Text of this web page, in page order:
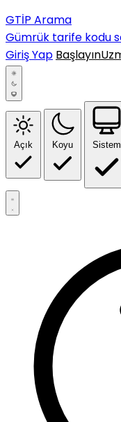
GTİP Arama
Gümrük tarife kodu
Giriş Yap Başlayın
Açık Koyu Sistem